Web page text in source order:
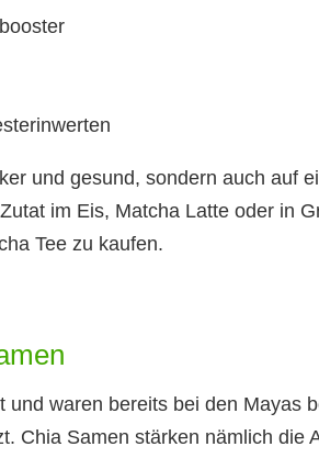
und gesund, sondern auch auf
im Eis, Matcha Latte oder in
Tee zu kaufen.
und waren bereits bei den Mayas
Chia Samen stärken nämlich die